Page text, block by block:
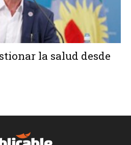
la salud desde